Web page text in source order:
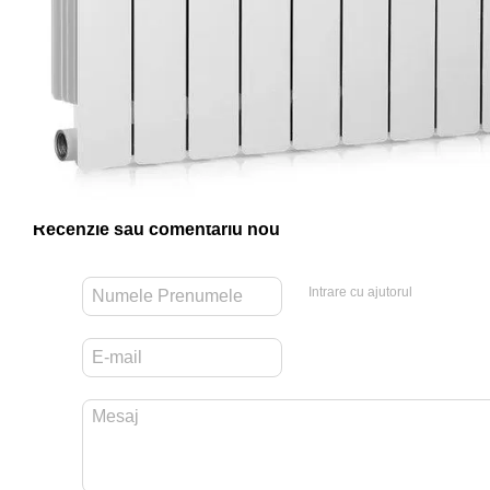
Recenzie sau comentariu nou
Intrare cu ajutorul